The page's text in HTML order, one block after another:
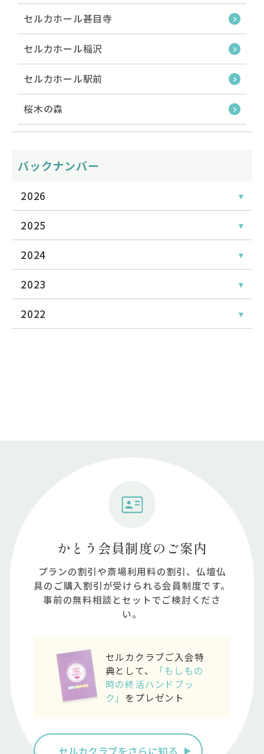
セルカホール甚目寺
セルカホール稲沢
セルカホール駅前
桜木の森
バックナンバー
2026
2025
2024
2023
2022
かとう会員制度のご案内
プランの割引や斎場利⽤料の割引、仏壇仏
具のご購⼊割引が受けられる会員制度です。
事前の無料相談とセットでご検討くださ
い。
セルカクラブご入会特
典として、
「もしもの
時の終活ハンドブッ
ク」 をプレゼント